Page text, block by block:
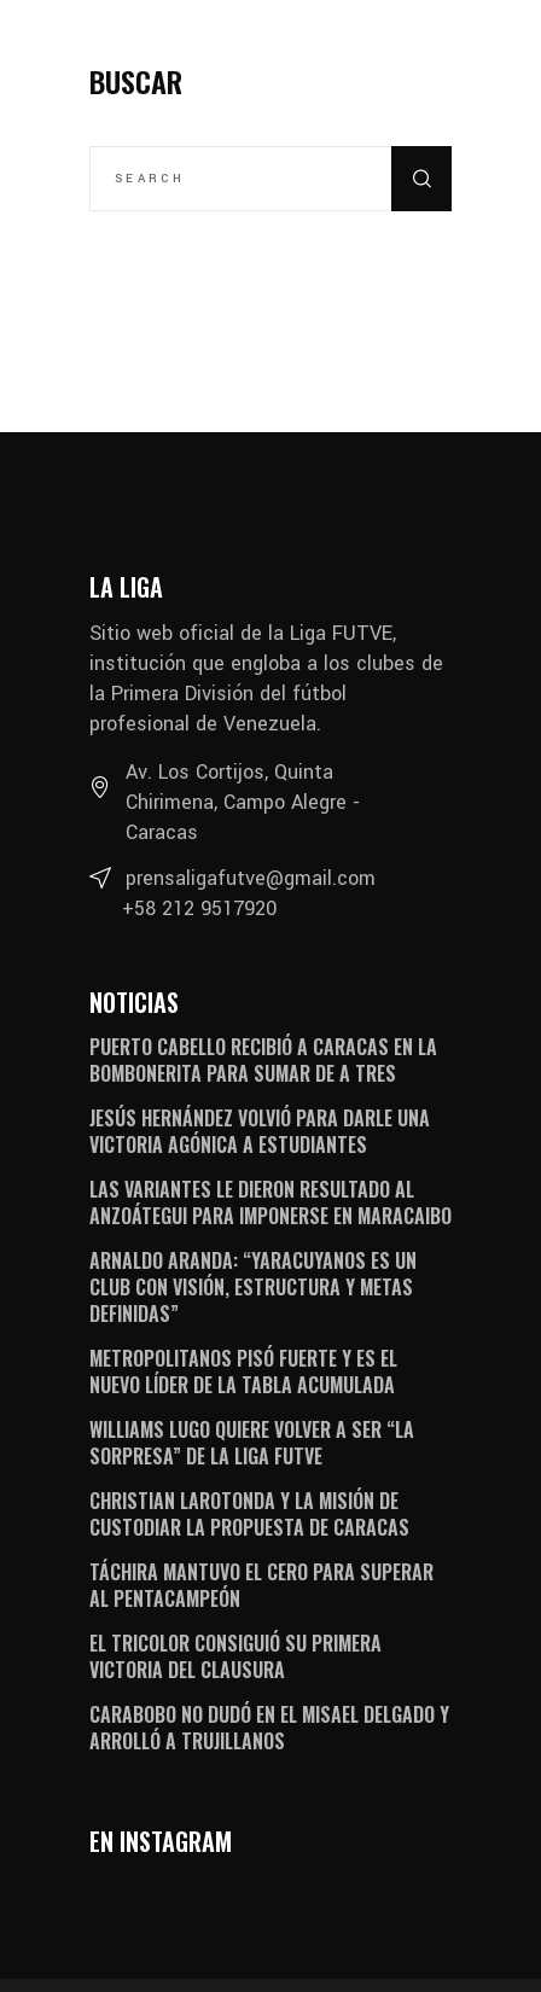
BUSCAR
LA LIGA
Sitio web oficial de la Liga FUTVE,
institución que engloba a los clubes de
la Primera División del fútbol
profesional de Venezuela.
Av. Los Cortijos, Quinta
Chirimena, Campo Alegre -
Caracas
prensaligafutve@gmail.com
+58 212 9517920
NOTICIAS
PUERTO CABELLO RECIBIÓ A CARACAS EN LA
BOMBONERITA PARA SUMAR DE A TRES
JESÚS HERNÁNDEZ VOLVIÓ PARA DARLE UNA
VICTORIA AGÓNICA A ESTUDIANTES
LAS VARIANTES LE DIERON RESULTADO AL
ANZOÁTEGUI PARA IMPONERSE EN MARACAIBO
ARNALDO ARANDA: “YARACUYANOS ES UN
CLUB CON VISIÓN, ESTRUCTURA Y METAS
DEFINIDAS”
METROPOLITANOS PISÓ FUERTE Y ES EL
NUEVO LÍDER DE LA TABLA ACUMULADA
WILLIAMS LUGO QUIERE VOLVER A SER “LA
SORPRESA” DE LA LIGA FUTVE
CHRISTIAN LAROTONDA Y LA MISIÓN DE
CUSTODIAR LA PROPUESTA DE CARACAS
TÁCHIRA MANTUVO EL CERO PARA SUPERAR
AL PENTACAMPEÓN
EL TRICOLOR CONSIGUIÓ SU PRIMERA
VICTORIA DEL CLAUSURA
CARABOBO NO DUDÓ EN EL MISAEL DELGADO Y
ARROLLÓ A TRUJILLANOS
EN INSTAGRAM